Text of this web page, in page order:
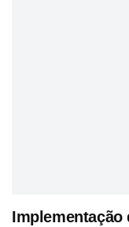
Implementação